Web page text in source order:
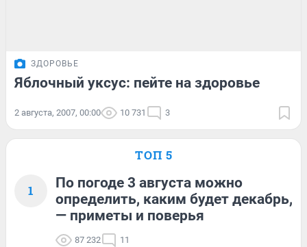
ЗДОРОВЬЕ
Яблочный уксус: пейте на здоровье
2 августа, 2007, 00:00 10 731 3
ТОП 5
1
По погоде 3 августа можно
определить, каким будет декабрь,
— приметы и поверья
87 232 11